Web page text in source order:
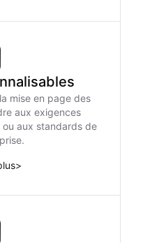
mise en page des
aux exigences
aux standards de
>